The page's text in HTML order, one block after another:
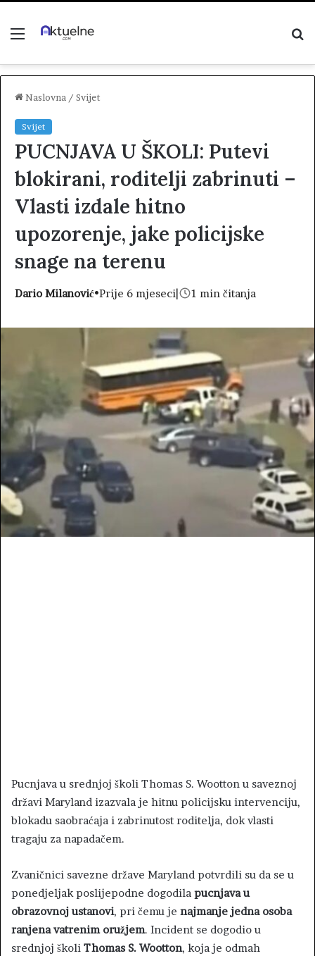
Menu
Naslovna / Svijet
Svijet
PUCNJAVA U ŠKOLI: Putevi
blokirani, roditelji zabrinuti –
Vlasti izdale hitno
upozorenje, jake policijske
snage na terenu
Dario Milanović•Prije 6 mjeseci| 1 min čitanja
Pucnjava u srednjoj školi Thomas S. Wootton u saveznoj
državi Maryland izazvala je hitnu policijsku intervenciju,
blokadu saobraćaja i zabrinutost roditelja, dok vlasti
tragaju za napadačem.
Zvaničnici savezne države Maryland potvrdili su da se u
ponedjeljak poslijepodne dogodila pucnjava u
obrazovnoj ustanovi, pri čemu je najmanje jedna osoba
ranjena vatrenim oružjem. Incident se dogodio u
srednjoj školi Thomas S. Wootton, koja je odmah